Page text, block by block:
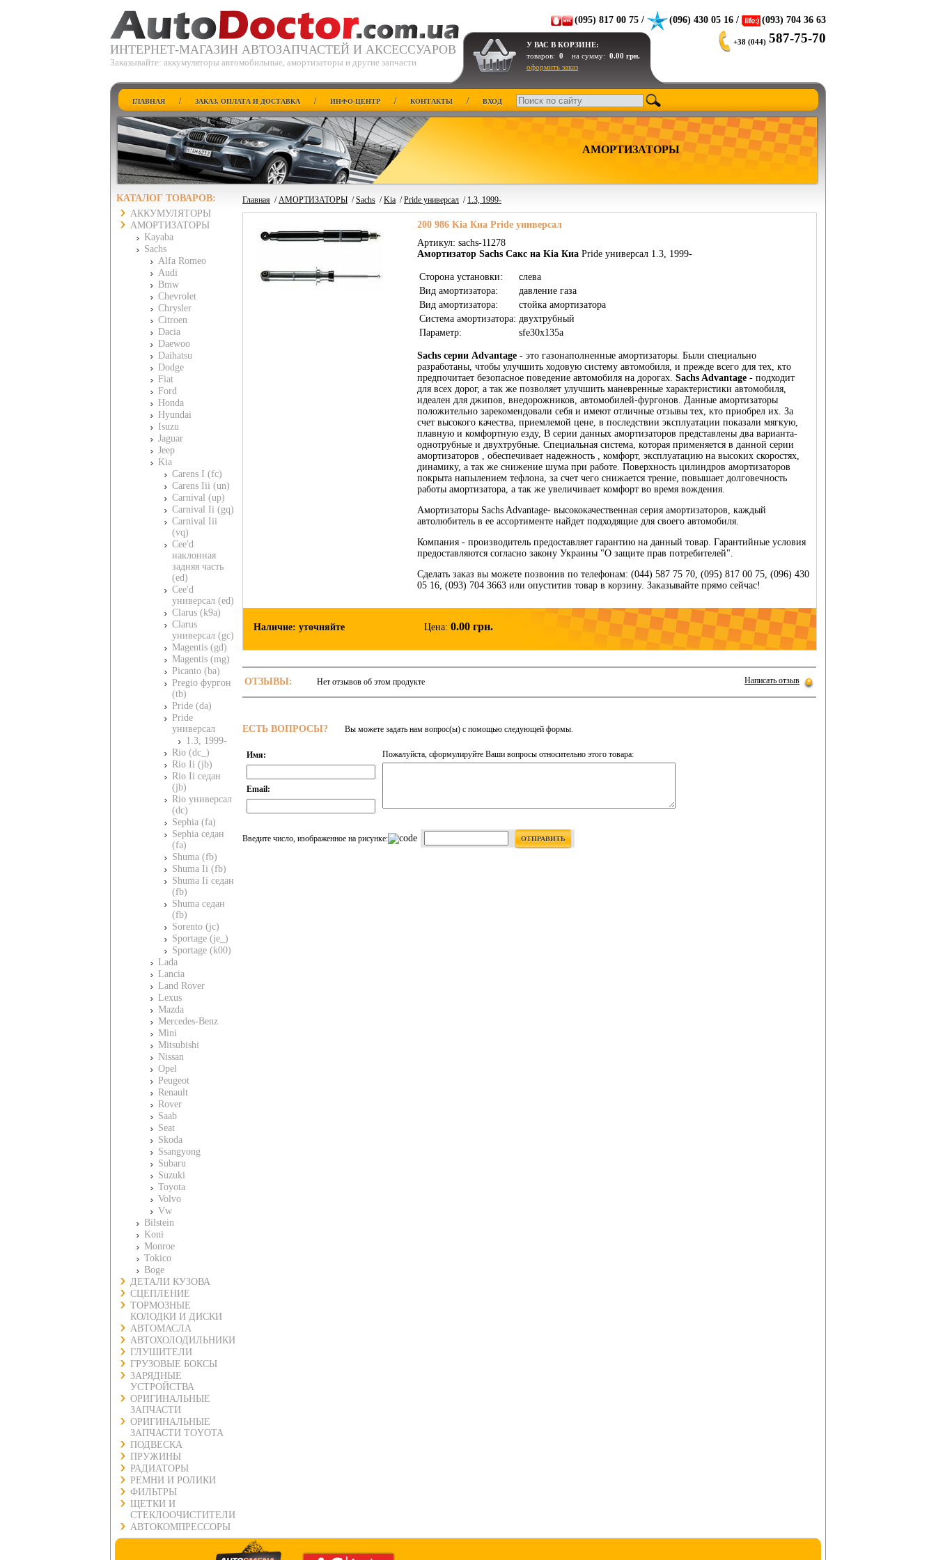
ИНТЕРНЕТ-МАГАЗИН АВТОЗАПЧАСТЕЙ И АКСЕССУАРОВ
Заказывайте: аккумуляторы автомобильные, амортизаторы и другие запчасти
(095) 817 00 75 / (096) 430 05 16 / (093) 704 36 63
У ВАС В КОРЗИНЕ:
товаров: 0 на сумму: 0.00 грн.
оформить заказ
+38 (044) 587-75-70
ГЛАВНАЯ / ЗАКАЗ, ОПЛАТА И ДОСТАВКА / ИНФО-ЦЕНТР / КОНТАКТЫ / ВХОД
АМОРТИЗАТОРЫ
КАТАЛОГ ТОВАРОВ:
АККУМУЛЯТОРЫ
АМОРТИЗАТОРЫ
Kayaba
Sachs
Alfa Romeo
Audi
Bmw
Chevrolet
Chrysler
Citroen
Dacia
Daewoo
Daihatsu
Dodge
Fiat
Ford
Honda
Hyundai
Isuzu
Jaguar
Jeep
Kia
Carens I (fc)
Carens Iii (un)
Carnival (up)
Carnival Ii (gq)
Carnival Iii
(vq)
Cee'd
наклонная
задняя часть
(ed)
Cee'd
универсал (ed)
Clarus (k9a)
Clarus
универсал (gc)
Magentis (gd)
Magentis (mg)
Picanto (ba)
Pregio фургон
(tb)
Pride (da)
Pride
универсал
1.3, 1999-
Rio (dc_)
Rio Ii (jb)
Rio Ii седан
(jb)
Rio универсал
(dc)
Sephia (fa)
Sephia седан
(fa)
Shuma (fb)
Shuma Ii (fb)
Shuma Ii седан
(fb)
Shuma седан
(fb)
Sorento (jc)
Sportage (je_)
Sportage (k00)
Lada
Lancia
Land Rover
Lexus
Mazda
Mercedes-Benz
Mini
Mitsubishi
Nissan
Opel
Peugeot
Renault
Rover
Saab
Seat
Skoda
Ssangyong
Subaru
Suzuki
Toyota
Volvo
Vw
Bilstein
Koni
Monroe
Tokico
Boge
ДЕТАЛИ КУЗОВА
СЦЕПЛЕНИЕ
ТОРМОЗНЫЕ
КОЛОДКИ И ДИСКИ
АВТОМАСЛА
АВТОХОЛОДИЛЬНИКИ
ГЛУШИТЕЛИ
ГРУЗОВЫЕ БОКСЫ
ЗАРЯДНЫЕ
УСТРОЙСТВА
ОРИГИНАЛЬНЫЕ
ЗАПЧАСТИ
ОРИГИНАЛЬНЫЕ
ЗАПЧАСТИ TOYOTA
ПОДВЕСКА
ПРУЖИНЫ
РАДИАТОРЫ
РЕМНИ И РОЛИКИ
ФИЛЬТРЫ
ЩЕТКИ И
СТЕКЛООЧИСТИТЕЛИ
АВТОКОМПРЕССОРЫ
Главная /АМОРТИЗАТОРЫ /Sachs /Kia /Pride универсал / 1.3, 1999-
200 986 Kia Киа Pride универсал
Артикул: sachs-11278
Амортизатор Sachs Сакс на Kia Киа Pride универсал 1.3, 1999-
Сторона установки:
слева
Вид амортизатора:
давление газа
Вид амортизатора:
стойка амортизатора
Система амортизатора: двухтрубный
Параметр:
sfe30x135a
Sachs серии Advantage - это газонаполненные амортизаторы. Были специально
разработаны, чтобы улучшить ходовую систему автомобиля, и прежде всего для тех, кто
предпочитает безопасное поведение автомобиля на дорогах. Sachs Advantage - подходит
для всех дорог, а так же позволяет улучшить маневренные характеристики автомобиля,
идеален для джипов, внедорожников, автомобилей-фургонов. Данные амортизаторы
положительно зарекомендовали себя и имеют отличные отзывы тех, кто приобрел их. За
счет высокого качества, приемлемой цене, в последствии эксплуатации показали мягкую,
плавную и комфортную езду, В серии данных амортизаторов представлены два варианта-
однотрубные и двухтрубные. Специальная система, которая применяется в данной серии
амортизаторов , обеспечивает надежность , комфорт, эксплуатацию на высоких скоростях,
динамику, а так же снижение шума при работе. Поверхность цилиндров амортизаторов
покрыта напылением тефлона, за счет чего снижается трение, повышает долговечность
работы амортизатора, а так же увеличивает комфорт во время вождения.
Амортизаторы Sachs Advantage- высококачественная серия амортизаторов, каждый
автолюбитель в ее ассортименте найдет подходящие для своего автомобиля.
Компания - производитель предоставляет гарантию на данный товар. Гарантийные условия
предоставляются согласно закону Украины "О защите прав потребителей".
Сделать заказ вы можете позвонив по телефонам: (044) 587 75 70, (095) 817 00 75, (096) 430
05 16, (093) 704 3663 или опуститив товар в корзину. Заказывайте прямо сейчас!
Наличие: уточняйте Цена: 0.00 грн.
ОТЗЫВЫ: Нет отзывов об этом продукте Написать отзыв
ЕСТЬ ВОПРОСЫ? Вы можете задать нам вопрос(ы) с помощью следующей формы.
Имя:
Email:
Пожалуйста, сформулируйте Ваши вопросы относительно этого товара:
Введите число, изображенное на рисунке: ОТПРАВИТЬ